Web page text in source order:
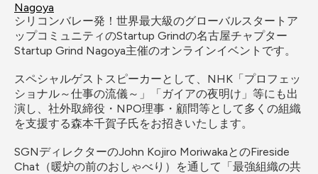
Nagoya
シリコンバレー発！世界最大級のグローバルスタートア
ップコミュニティのStartup Grindの名古屋チャプター
Startup Grind Nagoya主催のオンラインイベントです。
スペシャルゲストスピーカーとして、NHK「プロフェッ
ショナル～仕事の流儀～」「ガイアの夜明け」等にも出
演し、社外取締役・NPO理事・顧問等として多くの組織
を支援する森本千賀子氏をお招きいたします。
SGNディレクターのJohn Kojiro MoriwakaとのFireside
Chat（暖炉の前のおしゃべり）を通して「最強組織の共